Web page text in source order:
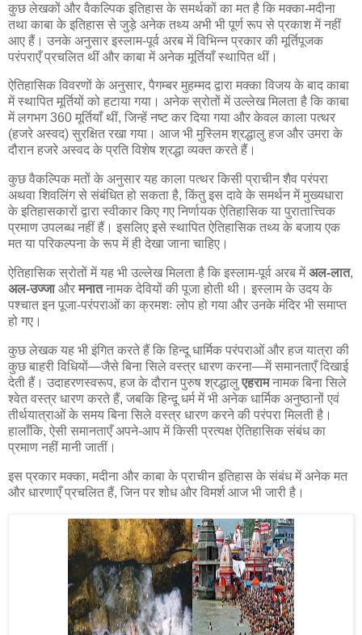
कुछ लेखकों और वैकल्पिक इतिहास के समर्थकों का मत है कि मक्का-मदीना
तथा काबा के इतिहास से जुड़े अनेक तथ्य अभी भी पूर्ण रूप से प्रकाश में नहीं
आए हैं। उनके अनुसार इस्लाम-पूर्व अरब में विभिन्न प्रकार की मूर्तिपूजक
परंपराएँ प्रचलित थीं और काबा में अनेक मूर्तियाँ स्थापित थीं।
ऐतिहासिक विवरणों के अनुसार, पैगम्बर मुहम्मद द्वारा मक्का विजय के बाद काबा
में स्थापित मूर्तियों को हटाया गया। अनेक स्रोतों में उल्लेख मिलता है कि काबा
में लगभग 360 मूर्तियाँ थीं, जिन्हें नष्ट कर दिया गया और केवल काला पत्थर
(हजरे अस्वद) सुरक्षित रखा गया। आज भी मुस्लिम श्रद्धालु हज और उमरा के
दौरान हजरे अस्वद के प्रति विशेष श्रद्धा व्यक्त करते हैं।
कुछ वैकल्पिक मतों के अनुसार यह काला पत्थर किसी प्राचीन शैव परंपरा
अथवा शिवलिंग से संबंधित हो सकता है, किंतु इस दावे के समर्थन में मुख्यधारा
के इतिहासकारों द्वारा स्वीकार किए गए निर्णायक ऐतिहासिक या पुरातात्त्विक
प्रमाण उपलब्ध नहीं हैं। इसलिए इसे स्थापित ऐतिहासिक तथ्य के बजाय एक
मत या परिकल्पना के रूप में ही देखा जाना चाहिए।
ऐतिहासिक स्रोतों में यह भी उल्लेख मिलता है कि इस्लाम-पूर्व अरब मेंअल-लात,
अल-उज्जाऔरमनातनामक देवियों की पूजा होती थी। इस्लाम के उदय के
पश्चात इन पूजा-परंपराओं का क्रमशः लोप हो गया और उनके मंदिर भी समाप्त
हो गए।
कुछ लेखक यह भी इंगित करते हैं कि हिन्दू धार्मिक परंपराओं और हज यात्रा की
कुछ बाहरी विधियों—जैसे बिना सिले वस्त्र धारण करना—में समानताएँ दिखाई
देती हैं। उदाहरणस्वरूप, हज के दौरान पुरुष श्रद्धालुएहरामनामक बिना सिले
श्वेत वस्त्र धारण करते हैं, जबकि हिन्दू धर्म में भी अनेक धार्मिक अनुष्ठानों एवं
तीर्थयात्राओं के समय बिना सिले वस्त्र धारण करने की परंपरा मिलती है।
हालाँकि, ऐसी समानताएँ अपने-आप में किसी प्रत्यक्ष ऐतिहासिक संबंध का
प्रमाण नहीं मानी जातीं।
इस प्रकार मक्का, मदीना और काबा के प्राचीन इतिहास के संबंध में अनेक मत
और धारणाएँ प्रचलित हैं, जिन पर शोध और विमर्श आज भी जारी है।